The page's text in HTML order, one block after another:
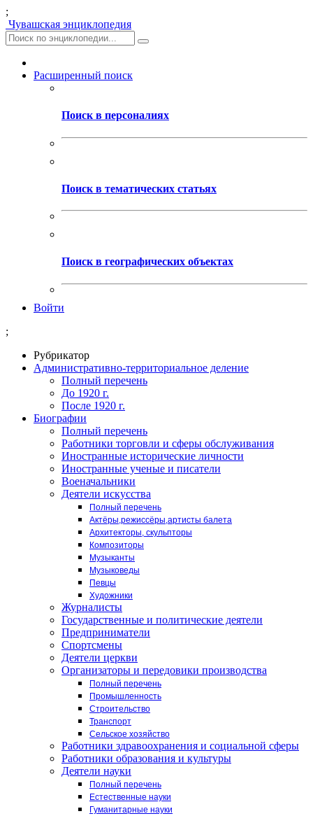
;
Чувашская энциклопедия
Расширенный поиск
Поиск в персоналиях
Поиск в тематических статьях
Поиск в географических объектах
Войти
;
Рубрикатор
Административно-территориальное деление
Полный перечень
До 1920 г.
После 1920 г.
Биографии
Полный перечень
Работники торговли и сферы обслуживания
Иностранные исторические личности
Иностранные ученые и писатели
Военачальники
Деятели искусства
Полный перечень
Актёры,режиссёры,артисты балета
Архитекторы, скульпторы
Композиторы
Музыканты
Музыковеды
Певцы
Художники
Журналисты
Государственные и политические деятели
Предприниматели
Спортсмены
Деятели церкви
Организаторы и передовики производства
Полный перечень
Промышленность
Строительство
Транспорт
Сельское хозяйство
Работники здравоохранения и социальной сферы
Работники образования и культуры
Деятели науки
Полный перечень
Естественные науки
Гуманитарные науки